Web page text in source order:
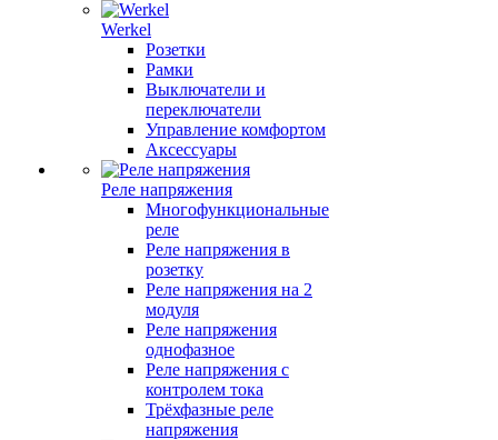
Werkel
Розетки
Рамки
Выключатели и
переключатели
Управление комфортом
Аксессуары
Реле напряжения
Многофункциональные
реле
Реле напряжения в
розетку
Реле напряжения на 2
модуля
Реле напряжения
однофазное
Реле напряжения с
контролем тока
Трёхфазные реле
напряжения